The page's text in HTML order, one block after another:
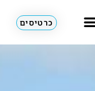
כרטיסים